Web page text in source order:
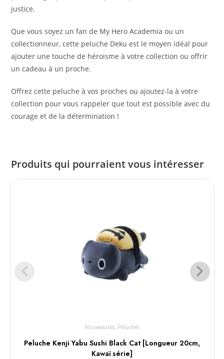
justice.
Que vous soyez un fan de My Hero Academia ou un
collectionneur, cette peluche Deku est le moyen idéal pour
ajouter une touche de héroïsme à votre collection ou offrir
un cadeau à un proche.
Offrez cette peluche à vos proches ou ajoutez-la à votre
collection pour vous rappeler que tout est possible avec du
courage et de la détermination !
Produits qui pourraient vous intéresser
Nouveautés, Peluches
Peluche Kenji Yabu Sushi Black Cat [Longueur 20cm,
Kawaï série]